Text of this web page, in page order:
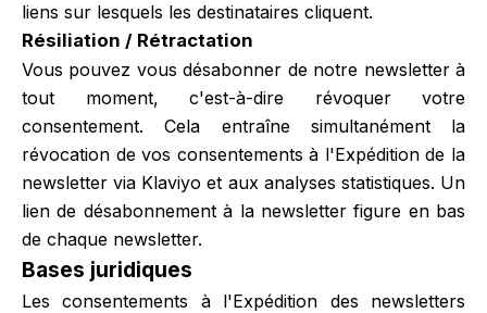
liens sur lesquels les destinataires cliquent.
Résiliation / Rétractation
Vous pouvez vous désabonner de notre newsletter à
tout moment, c'est-à-dire révoquer votre
consentement. Cela entraîne simultanément la
révocation de vos consentements à l'Expédition de la
newsletter via Klaviyo et aux analyses statistiques. Un
lien de désabonnement à la newsletter figure en bas
de chaque newsletter.
Bases juridiques
Les consentements à l'Expédition des newsletters